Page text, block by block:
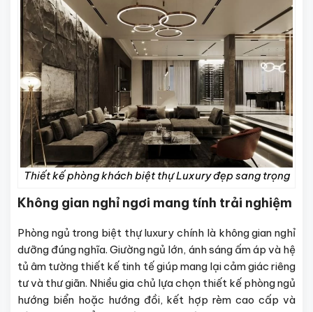
Thiết kế phòng khách biệt thự Luxury đẹp sang trọng
Không gian nghỉ ngơi mang tính trải nghiệm
Phòng ngủ trong biệt thự luxury chính là không gian nghỉ
dưỡng đúng nghĩa. Giường ngủ lớn, ánh sáng ấm áp và hệ
tủ âm tường thiết kế tinh tế giúp mang lại cảm giác riêng
tư và thư giãn. Nhiều gia chủ lựa chọn thiết kế phòng ngủ
hướng biển hoặc hướng đồi, kết hợp rèm cao cấp và